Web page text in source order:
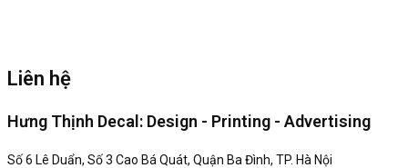
Liên hệ
Hưng Thịnh Decal: Design - Printing - Advertising
Số 6 Lê Duẩn, Số 3 Cao Bá Quát, Quận Ba Đình, TP. Hà Nội